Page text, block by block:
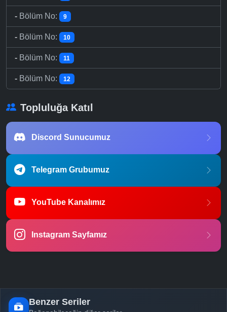
- Bölüm No: 9
- Bölüm No: 10
- Bölüm No: 11
- Bölüm No: 12
Topluluğa Katıl
Discord Sunucumuz
Telegram Grubumuz
YouTube Kanalımız
Instagram Sayfamız
Benzer Seriler